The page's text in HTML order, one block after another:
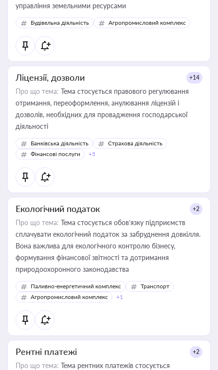
управління земельними ресурсами
Будівельна діяльність Агропромисловий комплекс
Ліцензії, дозволи +14
Про що тема: Тема стосується правового регулювання
отримання, переоформлення, анулювання ліцензій і
дозволів, необхідних для провадження господарської
діяльності
Банківська діяльність
Страхова діяльність
Фінансові послуги
+5
Екологічний податок +2
Про що тема: Тема стосується обов’язку підприємств
сплачувати екологічний податок за забруднення довкілля.
Вона важлива для екологічного контролю бізнесу,
формування фінансової звітності та дотримання
природоохоронного законодавства
Паливно-енергетичний комплекс
Транспорт
Агропромисловий комплекс
+1
Рентні платежі +2
Про що тема: Тема рентних платежів стосується